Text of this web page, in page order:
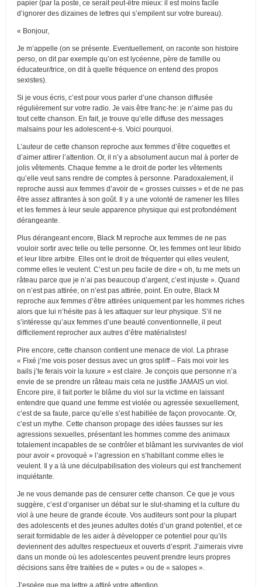
papier (par la poste, ce serait peut-être mieux: il est moins facile
d’ignorer des dizaines de lettres qui s’empilent sur votre bureau).
« Bonjour,
Je m’appelle (on se présente. Eventuellement, on raconte son histoire
perso, on dit par exemple qu’on est lycéenne, père de famille ou
éducateur/trice, on dit à quelle fréquence on entend des propos
sexistes).
Si je vous écris, c’est pour vous parler d’une chanson diffusée
régulièrement sur votre radio. Je vais être franc-he: je n’aime pas du
tout cette chanson. En fait, je trouve qu’elle diffuse des messages
malsains pour les adolescent-e-s. Voici pourquoi.
L’auteur de cette chanson reproche aux femmes d’être coquettes et
d’aimer attirer l’attention. Or, il n’y a absolument aucun mal à porter de
jolis vêtements. Chaque femme a le droit de porter les vêtements
qu’elle veut sans rendre de comptes à personne. Paradoxalement, il
reproche aussi aux femmes d’avoir de « grosses cuisses » et de ne pas
être assez attirantes à son goût. Il y a une volonté de ramener les filles
et les femmes à leur seule apparence physique qui est profondément
dérangeante.
Plus dérangeant encore, Black M reproche aux femmes de ne pas
vouloir sortir avec telle ou telle personne. Or, les femmes ont leur libido
et leur libre arbitre. Elles ont le droit de fréquenter qui elles veulent,
comme elles le veulent. C’est un peu facile de dire « oh, tu me mets un
râteau parce que je n’ai pas beaucoup d’argent, c’est injuste ». Quand
on n’est pas attirée, on n’est pas attirée, point. En outre, Black M
reproche aux femmes d’être attirées uniquement par les hommes riches
alors que lui n’hésite pas à les attaquer sur leur physique. S’il ne
s’intéresse qu’aux femmes d’une beauté conventionnelle, il peut
difficilement reprocher aux autres d’être matérialistes!
Pire encore, cette chanson contient une menace de viol. La phrase
« Fixé j’me vois poser dessus avec un gros spliff – Fais moi voir les
bails j’te ferais voir la luxure » est claire. Je conçois que personne n’a
envie de se prendre un râteau mais cela ne justifie JAMAIS un viol.
Encore pire, il fait porter le blâme du viol sur la victime en laissant
entendre que quand une femme est violée ou agressée sexuellement,
c’est de sa faute, parce qu’elle s’est habillée de façon provocante. Or,
c’est un mythe. Cette chanson propage des idées fausses sur les
agressions sexuelles, présentant les hommes comme des animaux
totalement incapables de se contrôler et blâmant les survivantes de viol
pour avoir « provoqué » l’agression en s’habillant comme elles le
veulent. Il y a là une déculpabilisation des violeurs qui est franchement
inquiétante.
Je ne vous demande pas de censurer cette chanson. Ce que je vous
suggère, c’est d’organiser un débat sur le slut-shaming et la culture du
viol à une heure de grande écoute. Vos auditeurs sont pour la plupart
des adolescents et des jeunes adultes dotés d’un grand potentiel, et ce
serait formidable de les aider à développer ce potentiel pour qu’ils
deviennent des adultes respectueux et ouverts d’esprit. J’aimerais vivre
dans un monde où les adolescentes peuvent prendre leurs propres
décisions sans être traitées de « putes » ou de « salopes ».
J’espère que ma lettre a attiré votre attention.